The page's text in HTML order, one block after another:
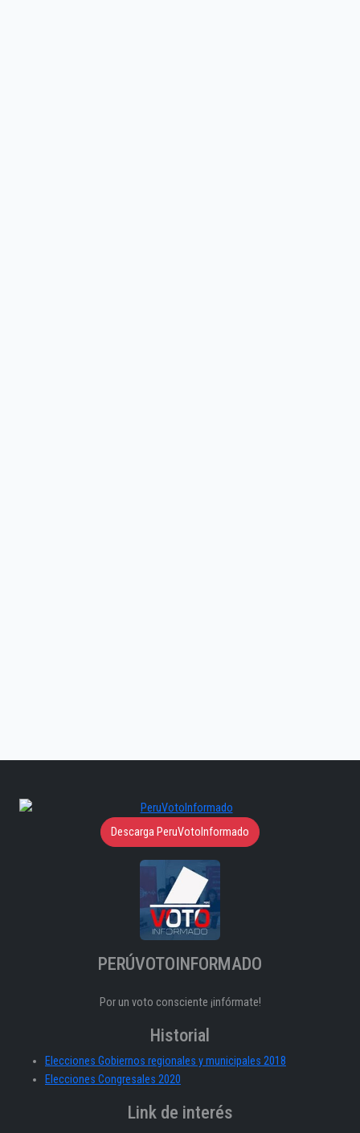
Descarga PeruVotoInformado
PERÚVOTOINFORMADO
Por un voto consciente ¡infórmate!
Historial
Elecciones Gobiernos regionales y municipales 2018
Elecciones Congresales 2020
Link de interés